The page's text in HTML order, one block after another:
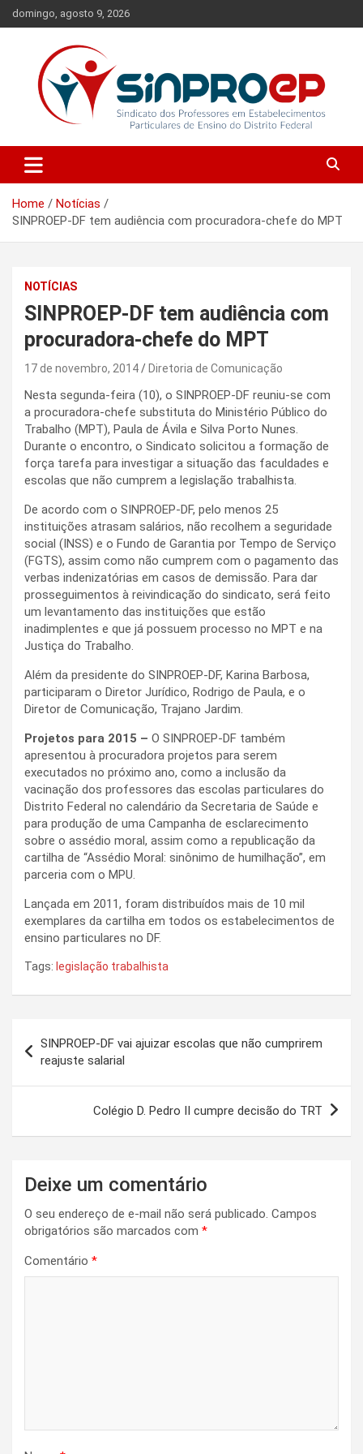
Skip
to
domingo, agosto 9, 2026
Sinproep-DF
Ensino do Distrito Federal
Home
Notícias
SINPROEP-DF tem audiência com procuradora-chefe do MPT
NOTÍCIAS
SINPROEP-DF tem audiência com
procuradora-chefe do MPT
17 de novembro, 2014 Diretoria de Comunicação
Nesta segunda-feira (10), o SINPROEP-DF reuniu-se com
a procuradora-chefe substituta do Ministério Público do
Trabalho (MPT), Paula de Ávila e Silva Porto Nunes.
Durante o encontro, o Sindicato solicitou a formação de
força tarefa para investigar a situação das faculdades e
escolas que não cumprem a legislação trabalhista.
De acordo com o SINPROEP-DF, pelo menos 25
instituições atrasam salários, não recolhem a seguridade
social (INSS) e o Fundo de Garantia por Tempo de Serviço
(FGTS), assim como não cumprem com o pagamento das
verbas indenizatórias em casos de demissão. Para dar
prosseguimentos à reivindicação do sindicato, será feito
um levantamento das instituições que estão
inadimplentes e que já possuem processo no MPT e na
Justiça do Trabalho.
Além da presidente do SINPROEP-DF, Karina Barbosa,
participaram o Diretor Jurídico, Rodrigo de Paula, e o
Diretor de Comunicação, Trajano Jardim.
Projetos para 2015 – O SINPROEP-DF também
apresentou à procuradora projetos para serem
executados no próximo ano, como a inclusão da
vacinação dos professores das escolas particulares do
Distrito Federal no calendário da Secretaria de Saúde e
para produção de uma Campanha de esclarecimento
sobre o assédio moral, assim como a republicação da
cartilha de “Assédio Moral: sinônimo de humilhação”, em
parceria com o MPU.
Lançada em 2011, foram distribuídos mais de 10 mil
exemplares da cartilha em todos os estabelecimentos de
ensino particulares no DF.
Tags: legislação trabalhista
de
Post
SINPROEP-DF vai ajuizar escolas que não cumprirem
reajuste salarial
Colégio D. Pedro II cumpre decisão do TRT
Deixe um comentário
O seu endereço de e-mail não será publicado. Campos
obrigatórios são marcados com *
Comentário *